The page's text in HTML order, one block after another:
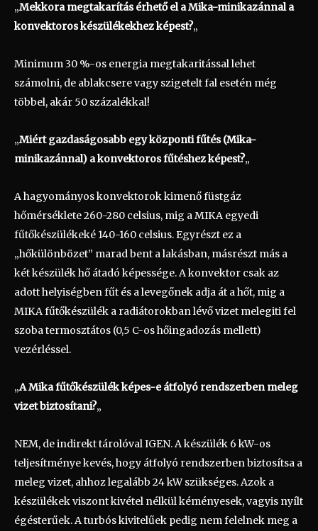
„Mekkora megtakarítás érhető el a Mika-minikazánnal a
konvektoros készülékekhez képest?„
Minimum 30 %-os energia megtakaritással lehet
számolni, de ablakcsere vagy szigetelt fal esetén még
többel, akár 50 százalékkal!
„Miért gazdaságosabb egy központi fűtés (Mika-
minikazánnal) a konvektoros fűtéshez képest?„
A hagyományos konvektorok kimenő füstgáz
hőmérséklete 260-280 celsius, mig a MIKA egyedi
fűtőkészülékeké 140-160 celsius. Egyrészt ez a
„hőkülönbözet” marad bent a lakásban, másrészt más a
két készülék hő átadó képessége. A konvektor csak az
adott helyiségben fűt és a levegőnek adja át a hőt, mig a
MIKA fűtőkészülék a radiátorokban lévő vizet melegiti fel
szoba termosztátos (0,5 C-os hőingadozás mellett)
vezérléssel.
„A Mika fűtőkészülék képes-e átfolyó rendszerben meleg
vizet biztosítani?„
NEM, de indirekt tárolóval IGEN. A készülék 6 kW-os
teljesítménye kevés, hogy átfolyó rendszerben biztosítsa a
meleg vizet, ahhoz legalább 24 kW szükséges. Azok a
készülékek viszont kivétel nélkül kéményesek, vagyis nyílt
égésterűek. A turbós kivitelűek pedig nem felelnek meg a